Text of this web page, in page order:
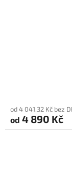
od 4 041,32 Kč bez
od 4 890 Kč